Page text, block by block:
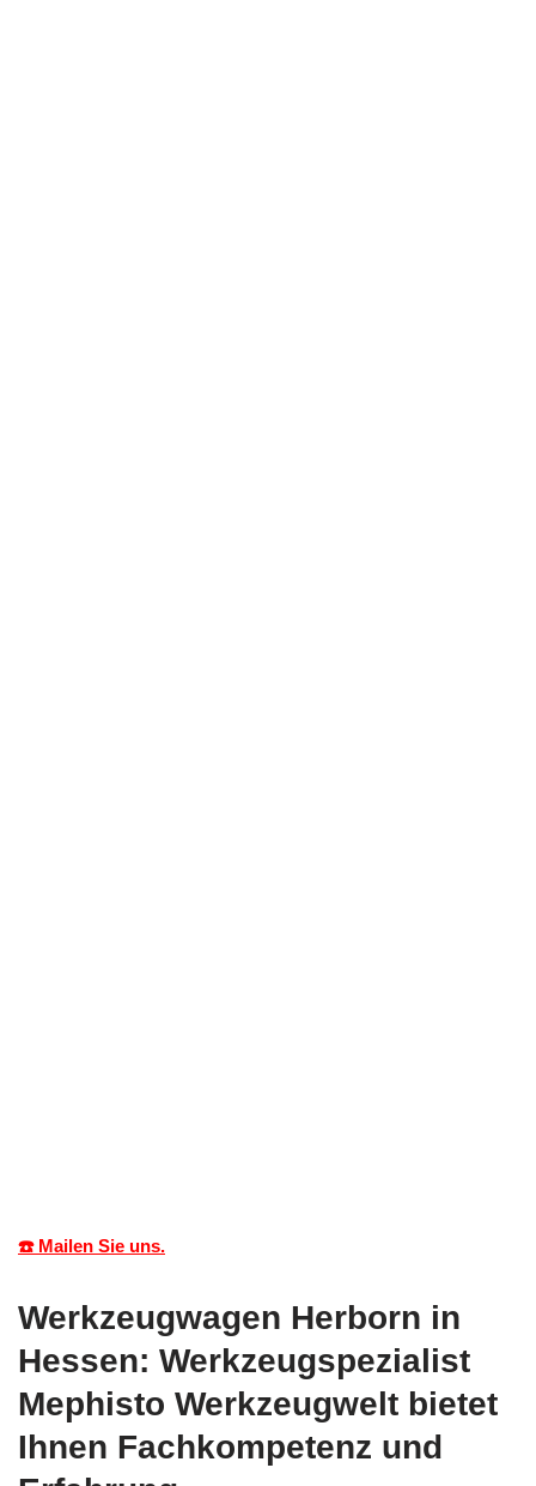
☎️ Mailen Sie uns.
Werkzeugwagen Herborn in
Hessen: Werkzeugspezialist
Mephisto Werkzeugwelt bietet
Ihnen Fachkompetenz und